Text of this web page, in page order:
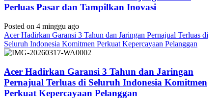
Perluas Pasar dan Tampilkan Inovasi
Posted on 4 minggu ago
Acer Hadirkan Garansi 3 Tahun dan Jaringan Pernajual Terluas di
Seluruh Indonesia Komitmen Perkuat Kepercayaan Pelanggan
Acer Hadirkan Garansi 3 Tahun dan Jaringan
Pernajual Terluas di Seluruh Indonesia Komitmen
Perkuat Kepercayaan Pelanggan